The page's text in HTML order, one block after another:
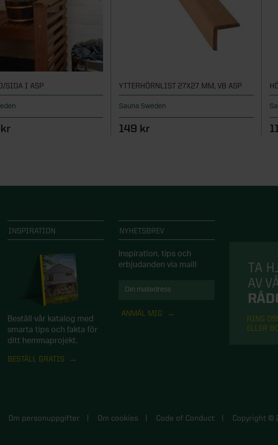
SIDA I ASP YTTERHÖRNLIST 27X27 MM, VB ASP
Sauna Sweden
149 kr
INSPIRATION
Beställ vår katalog med
smarta tips och fakta för
ditt hemmaprojekt.
BESTÄLL GRATIS
NYHETSBREV
Inspiration, tips och
erbjudanden via mail!
ANMÄL MIG
TA
AV
RING
ELLER
Om personuppgifter Om cookies Code of Conduct Copyright ©